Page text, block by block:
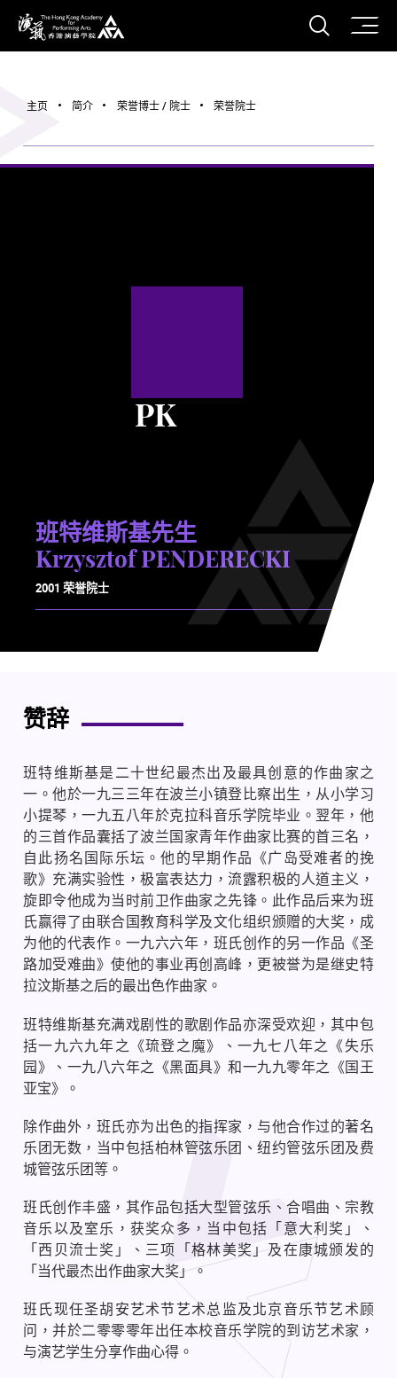
香港演艺学院
打开
主页 简介 荣誉博士 / 院士 荣誉院士
PK
班特维斯基先生
Krzysztof PENDERECKI
2001 荣誉院士
赞辞
班特维斯基是二十世纪最杰出及最具创意的作曲家之
一。他於一九三三年在波兰小镇登比察出生，从小学习
小提琴，一九五八年於克拉科音乐学院毕业。翌年，他
的三首作品囊括了波兰国家青年作曲家比赛的首三名，
自此扬名国际乐坛。他的早期作品《广岛受难者的挽
歌》充满实验性，极富表达力，流露积极的人道主义，
旋即令他成为当时前卫作曲家之先锋。此作品后来为班
氏赢得了由联合国教育科学及文化组织颁赠的大奖，成
为他的代表作。一九六六年，班氏创作的另一作品《圣
路加受难曲》使他的事业再创高峰，更被誉为是继史特
拉汶斯基之后的最出色作曲家。
班特维斯基充满戏剧性的歌剧作品亦深受欢迎，其中包
括一九六九年之《琉登之魔》、一九七八年之《失乐
园》、一九八六年之《黑面具》和一九九零年之《国王
亚宝》。
除作曲外，班氏亦为出色的指挥家，与他合作过的著名
乐团无数，当中包括柏林管弦乐团、纽约管弦乐团及费
城管弦乐团等。
班氏创作丰盛，其作品包括大型管弦乐、合唱曲、宗教
音乐以及室乐，获奖众多，当中包括「意大利奖」、
「西贝流士奖」、三项「格林美奖」及在康城颁发的
「当代最杰出作曲家大奖」。
班氏现任圣胡安艺术节艺术总监及北京音乐节艺术顾
问，并於二零零零年出任本校音乐学院的到访艺术家，
与演艺学生分享作曲心得。